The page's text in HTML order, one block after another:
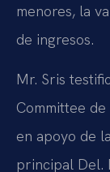
menores, la
de ingresos.
Mr. Sris
Committee
en apoyo de
principal Del.